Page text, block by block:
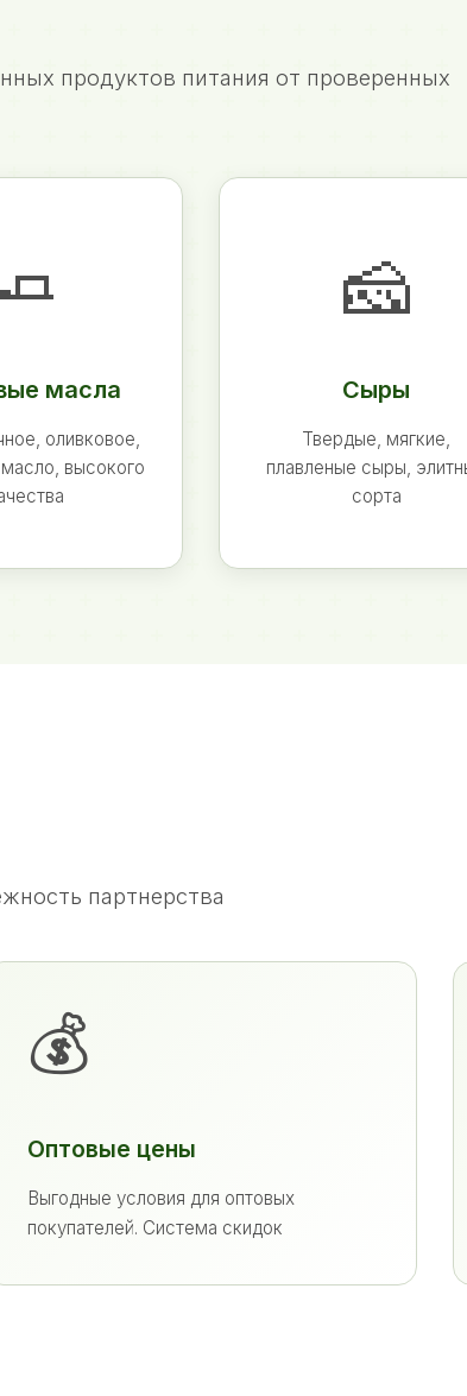
продуктов питания от проверенных
масла
оливковое,
высокого
🧀
Сыры
Твердые, мягкие,
плавленые сыры,
сорта
партнерства
💰
Оптовые цены
Выгодные условия для оптовых
покупателей. Система скидок